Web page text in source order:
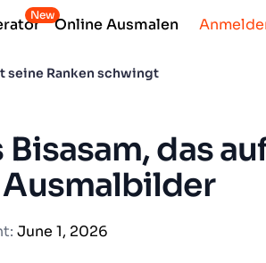
New
Online Ausmalen
seine Ranken schwingt
das
June 1, 2026